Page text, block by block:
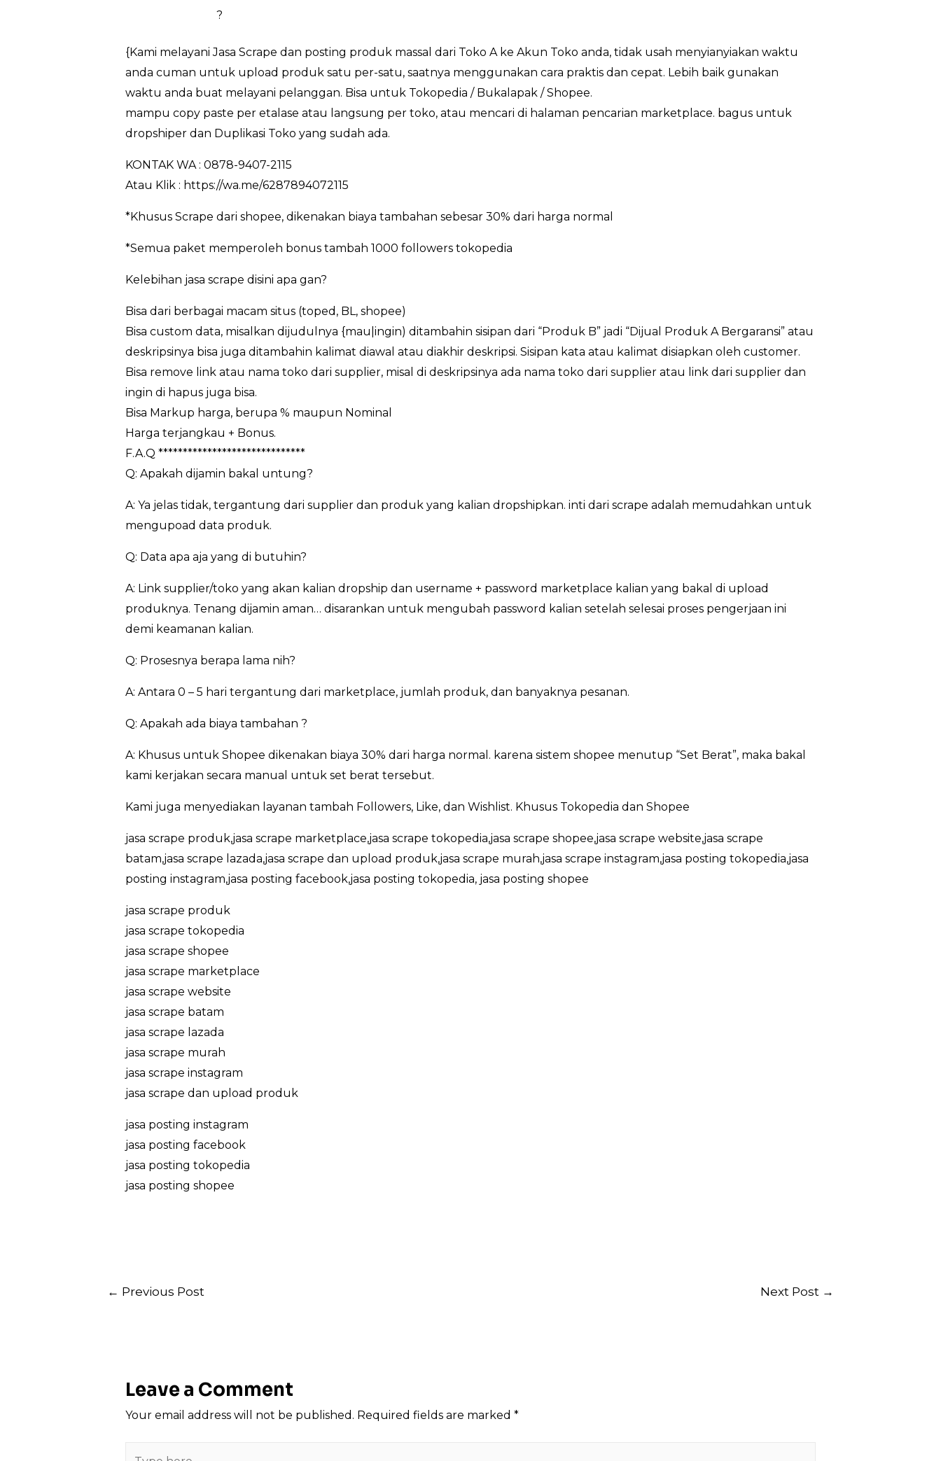
?
{Kami melayani Jasa Scrape dan posting produk massal dari Toko A ke Akun Toko anda, tidak usah menyianyiakan waktu
anda cuman untuk upload produk satu per-satu, saatnya menggunakan cara praktis dan cepat. Lebih baik gunakan
waktu anda buat melayani pelanggan. Bisa untuk Tokopedia / Bukalapak / Shopee.
mampu copy paste per etalase atau langsung per toko, atau mencari di halaman pencarian marketplace. bagus untuk
dropshiper dan Duplikasi Toko yang sudah ada.
KONTAK WA : 0878-9407-2115
Atau Klik : https://wa.me/6287894072115
*Khusus Scrape dari shopee, dikenakan biaya tambahan sebesar 30% dari harga normal
*Semua paket memperoleh bonus tambah 1000 followers tokopedia
Kelebihan jasa scrape disini apa gan?
Bisa dari berbagai macam situs (toped, BL, shopee)
Bisa custom data, misalkan dijudulnya {mau|ingin) ditambahin sisipan dari “Produk B” jadi “Dijual Produk A Bergaransi” atau
deskripsinya bisa juga ditambahin kalimat diawal atau diakhir deskripsi. Sisipan kata atau kalimat disiapkan oleh customer.
Bisa remove link atau nama toko dari supplier, misal di deskripsinya ada nama toko dari supplier atau link dari supplier dan
ingin di hapus juga bisa.
Bisa Markup harga, berupa % maupun Nominal
Harga terjangkau + Bonus.
F.A.Q ******************************
Q: Apakah dijamin bakal untung?
A: Ya jelas tidak, tergantung dari supplier dan produk yang kalian dropshipkan. inti dari scrape adalah memudahkan untuk
mengupoad data produk.
Q: Data apa aja yang di butuhin?
A: Link supplier/toko yang akan kalian dropship dan username + password marketplace kalian yang bakal di upload
produknya. Tenang dijamin aman… disarankan untuk mengubah password kalian setelah selesai proses pengerjaan ini
demi keamanan kalian.
Q: Prosesnya berapa lama nih?
A: Antara 0 – 5 hari tergantung dari marketplace, jumlah produk, dan banyaknya pesanan.
Q: Apakah ada biaya tambahan ?
A: Khusus untuk Shopee dikenakan biaya 30% dari harga normal. karena sistem shopee menutup “Set Berat”, maka bakal
kami kerjakan secara manual untuk set berat tersebut.
Kami juga menyediakan layanan tambah Followers, Like, dan Wishlist. Khusus Tokopedia dan Shopee
jasa scrape produk,jasa scrape marketplace,jasa scrape tokopedia,jasa scrape shopee,jasa scrape website,jasa scrape
batam,jasa scrape lazada,jasa scrape dan upload produk,jasa scrape murah,jasa scrape instagram,jasa posting tokopedia,jasa
posting instagram,jasa posting facebook,jasa posting tokopedia, jasa posting shopee
jasa scrape produk
jasa scrape tokopedia
jasa scrape shopee
jasa scrape marketplace
jasa scrape website
jasa scrape batam
jasa scrape lazada
jasa scrape murah
jasa scrape instagram
jasa scrape dan upload produk
jasa posting instagram
jasa posting facebook
jasa posting tokopedia
jasa posting shopee
Post
← Previous Post Next Post →
Leave a Comment
Your email address will not be published. Required fields are marked *